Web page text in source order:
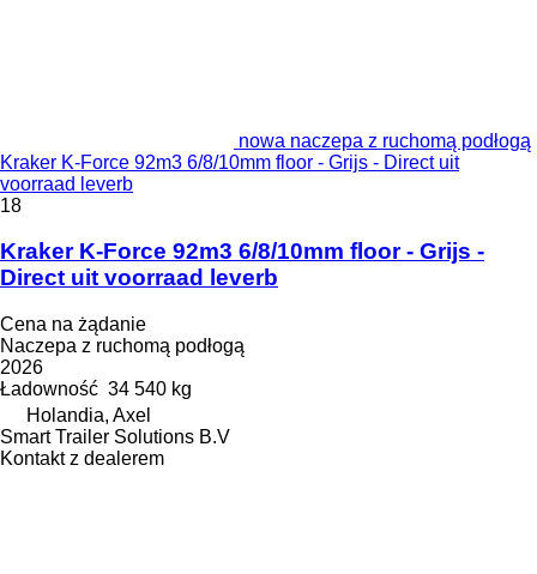
nowa naczepa z ruchomą podłogą
Kraker K-Force 92m3 6/8/10mm floor - Grijs - Direct uit
voorraad leverb
18
Kraker K-Force 92m3 6/8/10mm floor - Grijs -
Direct uit voorraad leverb
Cena na żądanie
Naczepa z ruchomą podłogą
2026
Ładowność 34 540 kg
Holandia, Axel
Smart Trailer Solutions B.V
Kontakt z dealerem